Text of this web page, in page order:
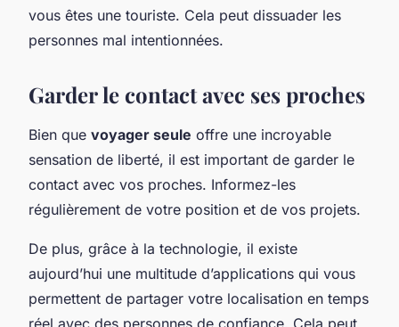
vous êtes une touriste. Cela peut dissuader les
personnes mal intentionnées.
Garder le contact avec ses proches
Bien que voyager seule offre une incroyable
sensation de liberté, il est important de garder le
contact avec vos proches. Informez-les
régulièrement de votre position et de vos projets.
De plus, grâce à la technologie, il existe
aujourd’hui une multitude d’applications qui vous
permettent de partager votre localisation en temps
réel avec des personnes de confiance. Cela peut